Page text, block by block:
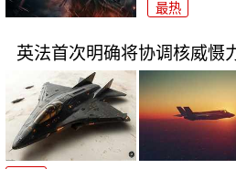
最热
英法首次明确将协调核威慑